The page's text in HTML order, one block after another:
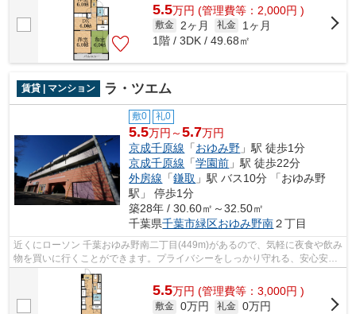
5.5万円 (管理費等：2,000円 )
敷金 2ヶ月 礼金
1ヶ月
1階 / 3DK / 49.68㎡
賃貸 | マンション ラ・ツエム
敷0 礼0
5.5万円～5.7万円
京成千原線 「おゆみ野 」駅 徒歩1分
京成千原線 「学園前 」駅 徒歩22分
外房線 「鎌取 」駅 バス10分 「おゆみ野
駅」 停歩1分
築28年 / 30.60㎡～32.50㎡
千葉県千葉市緑区おゆみ野南２丁目
近くにローソン 千葉おゆみ野南二丁目(449m)があるので、気軽に夜食や飲み
物を買いに行くことができます。プライバシーをしっかり守れる、安心安全
なマンションです。こだわり派も満足...
5.5万円 (管理費等：3,000円 )
敷金 0万円 礼金 0万円